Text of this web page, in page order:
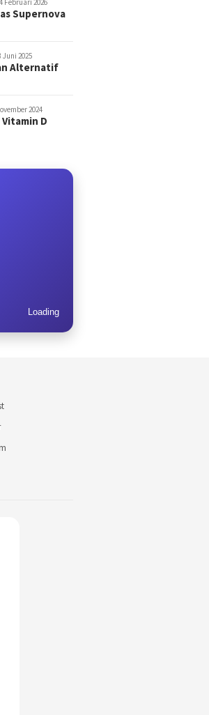
4 Februari 2026
Supernova
Juni 2025
Alternatif
2024
D
Loading